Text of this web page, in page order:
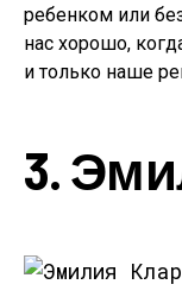
ребенком или
нас хорошо,
и только наше
3.